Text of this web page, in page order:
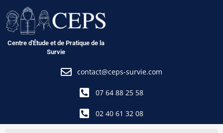
au
contenu
Centre d'Étude et de Pratique de la
Survie
contact@ceps-survie.com
07 64 88 25 58
02 40 61 32 08